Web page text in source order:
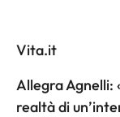
Vita.it
Allegra Agnelli:
realtà di